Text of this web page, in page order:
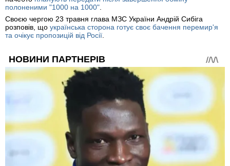
полоненими "1000 на 1000"
Своєю чергою 23 травня глава МЗС України Андрій Сибіга
розповів, що українська сторона готує своє бачення перемир'я
та очікує пропозицій від Росії